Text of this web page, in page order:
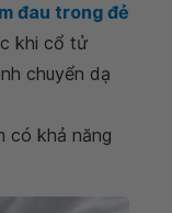
đau trong đẻ
khi cổ tử
chuyển dạ
có khả năng